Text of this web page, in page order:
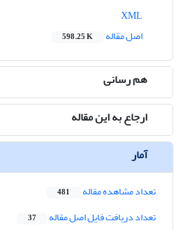
اصل مقاله
598.25 K
هم رسانی
ارجاع به این مقاله
آمار
تعداد مشاهده مقاله 481
تعداد دریافت فایل اصل مقاله 37